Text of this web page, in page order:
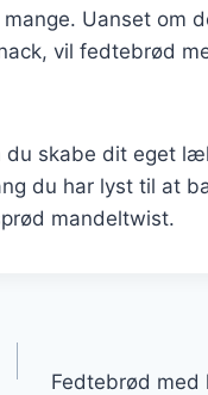
Uanset om
vil fedtebrød
du skabe dit eget
du har lyst til at
mandeltwist.
Fedtebrød med